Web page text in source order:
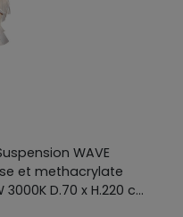
WAVE
et methacrylate
D.70 x H.220 cm